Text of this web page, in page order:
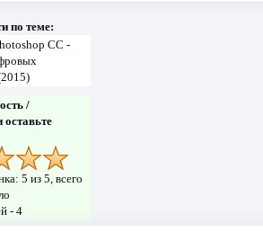
по теме:
CC -
/
5 из 5, всего
-4